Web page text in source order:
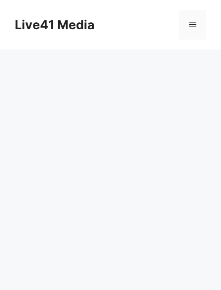
contentLive41 Media Menu